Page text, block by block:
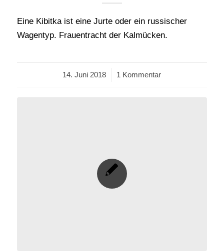
Eine Kibitka ist eine Jurte oder ein russischer
Wagentyp. Frauentracht der Kalmücken.
14. Juni 2018
/ 1 Kommentar